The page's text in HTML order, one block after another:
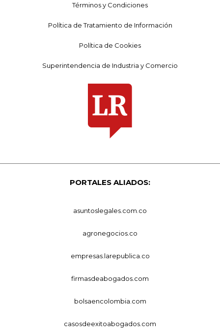
Términos y Condiciones
Política de Tratamiento de Información
Política de Cookies
Superintendencia de Industria y Comercio
PORTALES ALIADOS:
asuntoslegales.com.co
agronegocios.co
empresas.larepublica.co
firmasdeabogados.com
bolsaencolombia.com
casosdeexitoabogados.com